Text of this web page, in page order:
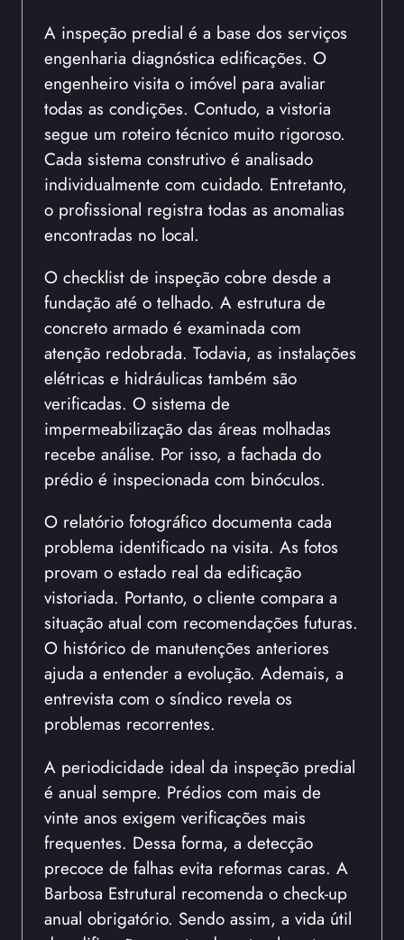
A inspeção predial é a base dos serviços
engenharia diagnóstica edificações. O
engenheiro visita o imóvel para avaliar
todas as condições. Contudo, a vistoria
segue um roteiro técnico muito rigoroso.
Cada sistema construtivo é analisado
individualmente com cuidado. Entretanto,
o profissional registra todas as anomalias
encontradas no local.
O checklist de inspeção cobre desde a
fundação até o telhado. A estrutura de
concreto armado é examinada com
atenção redobrada. Todavia, as instalações
elétricas e hidráulicas também são
verificadas. O sistema de
impermeabilização das áreas molhadas
recebe análise. Por isso, a fachada do
prédio é inspecionada com binóculos.
O relatório fotográfico documenta cada
problema identificado na visita. As fotos
provam o estado real da edificação
vistoriada. Portanto, o cliente compara a
situação atual com recomendações futuras.
O histórico de manutenções anteriores
ajuda a entender a evolução. Ademais, a
entrevista com o síndico revela os
problemas recorrentes.
A periodicidade ideal da inspeção predial
é anual sempre. Prédios com mais de
vinte anos exigem verificações mais
frequentes. Dessa forma, a detecção
precoce de falhas evita reformas caras. A
Barbosa Estrutural recomenda o check-up
anual obrigatório. Sendo assim, a vida útil